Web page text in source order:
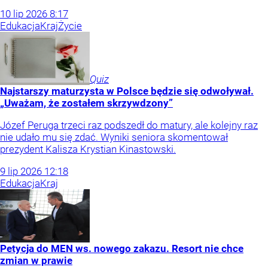
10 lip 2026 8:17
EdukacjaKrajŻycie
Quiz
Najstarszy maturzysta w Polsce będzie się odwoływał.
„Uważam, że zostałem skrzywdzony”
Józef Peruga trzeci raz podszedł do matury, ale kolejny raz
nie udało mu się zdać. Wyniki seniora skomentował
prezydent Kalisza Krystian Kinastowski.
9 lip 2026 12:18
EdukacjaKraj
Petycja do MEN ws. nowego zakazu. Resort nie chce
zmian w prawie